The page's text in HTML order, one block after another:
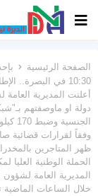
الصفحة الرئيسية
10:30 في البصرة..
أعلنت المديرية
وفقاً لقرارات قضائية
ظهر المتاجرين
الحملة الوطنية العليا
المديرية العامة
خلال الساعات